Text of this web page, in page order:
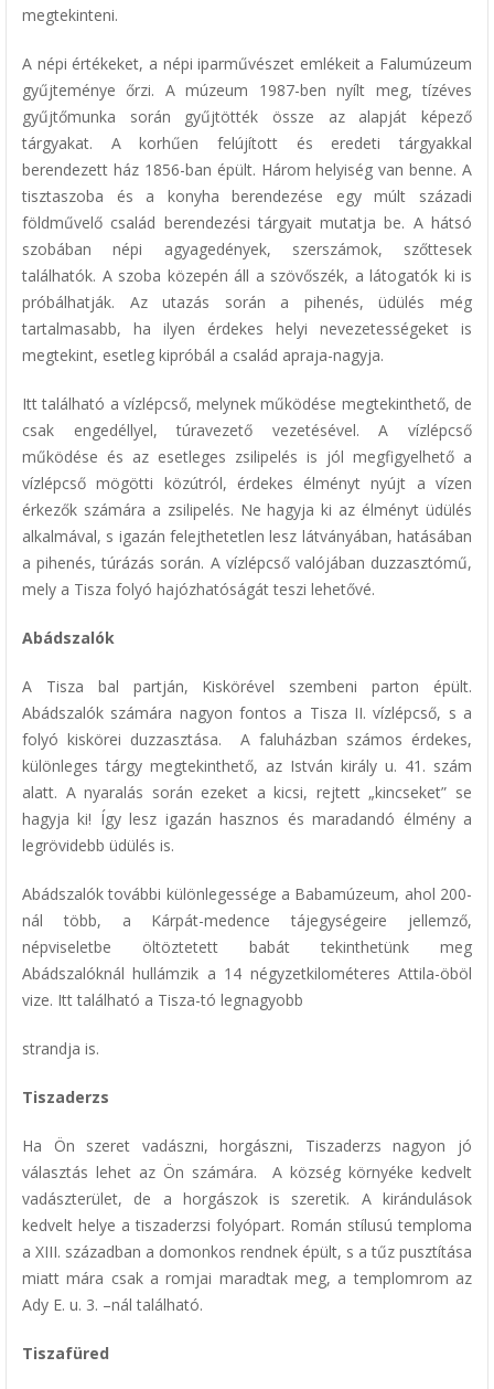
megtekinteni.
A népi értékeket, a népi iparművészet emlékeit a Falumúzeum
gyűjteménye őrzi. A múzeum 1987-ben nyílt meg, tízéves
gyűjtőmunka során gyűjtötték össze az alapját képező
tárgyakat. A korhűen felújított és eredeti tárgyakkal
berendezett ház 1856-ban épült. Három helyiség van benne. A
tisztaszoba és a konyha berendezése egy múlt századi
földművelő család berendezési tárgyait mutatja be. A hátsó
szobában népi agyagedények, szerszámok, szőttesek
találhatók. A szoba közepén áll a szövőszék, a látogatók ki is
próbálhatják. Az utazás során a pihenés, üdülés még
tartalmasabb, ha ilyen érdekes helyi nevezetességeket is
megtekint, esetleg kipróbál a család apraja-nagyja.
Itt található a vízlépcső, melynek működése megtekinthető, de
csak engedéllyel, túravezető vezetésével. A vízlépcső
működése és az esetleges zsilipelés is jól megfigyelhető a
vízlépcső mögötti közútról, érdekes élményt nyújt a vízen
érkezők számára a zsilipelés. Ne hagyja ki az élményt üdülés
alkalmával, s igazán felejthetetlen lesz látványában, hatásában
a pihenés, túrázás során. A vízlépcső valójában duzzasztómű,
mely a Tisza folyó hajózhatóságát teszi lehetővé.
Abádszalók
A Tisza bal partján, Kiskörével szembeni parton épült.
Abádszalók számára nagyon fontos a Tisza II. vízlépcső, s a
folyó kiskörei duzzasztása. A faluházban számos érdekes,
különleges tárgy megtekinthető, az István király u. 41. szám
alatt. A nyaralás során ezeket a kicsi, rejtett „kincseket” se
hagyja ki! Így lesz igazán hasznos és maradandó élmény a
legrövidebb üdülés is.
Abádszalók további különlegessége a Babamúzeum, ahol 200-
nál több, a Kárpát-medence tájegységeire jellemző,
népviseletbe öltöztetett babát tekinthetünk meg
Abádszalóknál hullámzik a 14 négyzetkilométeres Attila-öböl
vize. Itt található a Tisza-tó legnagyobb
strandja is.
Tiszaderzs
Ha Ön szeret vadászni, horgászni, Tiszaderzs nagyon jó
választás lehet az Ön számára. A község környéke kedvelt
vadászterület, de a horgászok is szeretik. A kirándulások
kedvelt helye a tiszaderzsi folyópart. Román stílusú temploma
a XIII. században a domonkos rendnek épült, s a tűz pusztítása
miatt mára csak a romjai maradtak meg, a templomrom az
Ady E. u. 3. –nál található.
Tiszafüred